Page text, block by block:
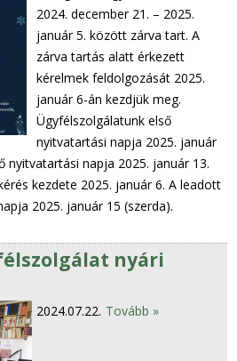
2024. december 21. – 2025.
január 5. között zárva tart. A
zárva tartás alatt érkezett
kérelmek feldolgozását 2025.
január 6-án kezdjük meg.
Ügyfélszolgálatunk első
nyitvatartási napja 2025. január
nyitvatartási napja 2025. január 13.
kezdete 2025. január 6. A leadott
2025. január 15 (szerda).
nyári
2024.07.22. Tovább »